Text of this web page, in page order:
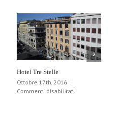
Hotel Tre Stelle
Ottobre 17th, 2016
|
Commenti disabilitati